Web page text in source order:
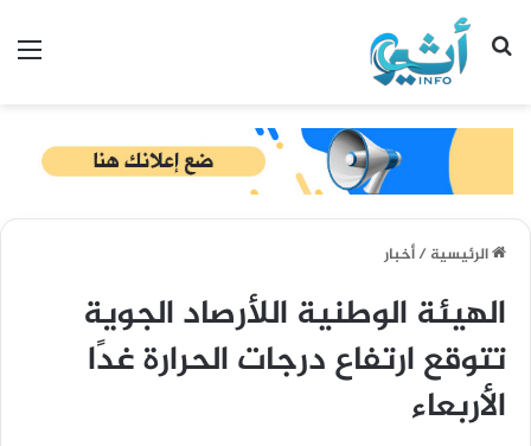
بحث عن
الرئيسية/أخبار
الهيئة الوطنية اللأرصاد الجوية
تتوقع ارتفاع درجات الحرارة غدًا
الأربعاء